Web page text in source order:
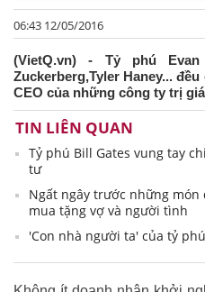
06:43 12/05/2016
(VietQ.vn) - Tỷ phú Evan
Zuckerberg,Tyler Haney...
CEO của những công ty trị
TIN LIÊN QUAN
Tỷ phú Bill Gates vung tay
tư
Ngất ngây trước những
mua tặng vợ và người tình
'Con nhà người ta' của tỷ